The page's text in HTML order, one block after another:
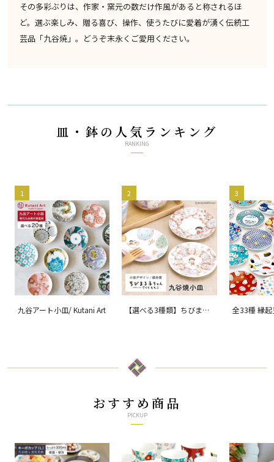
その多彩ぶりは、作家・窯元の数だけ作風があると称されるほ
ど。選ぶ楽しみ、贈る喜び、操作、使うたびに愛着が湧く伝統工
芸品「九谷焼」。どうぞ末永くご愛用ください。
皿・鉢の人気ランキング
RANKING
1
九谷アート小皿/ Kutani Art
2
【選べる3種類】ちびまる
3
全33種 縁
おすすめ商品
PICKUP